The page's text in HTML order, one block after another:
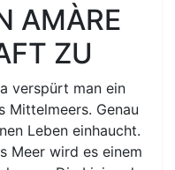
AMÀRE
ZU
verspürt man ein
Mittelmeers. Genau
Leben einhaucht.
Meer wird es einem